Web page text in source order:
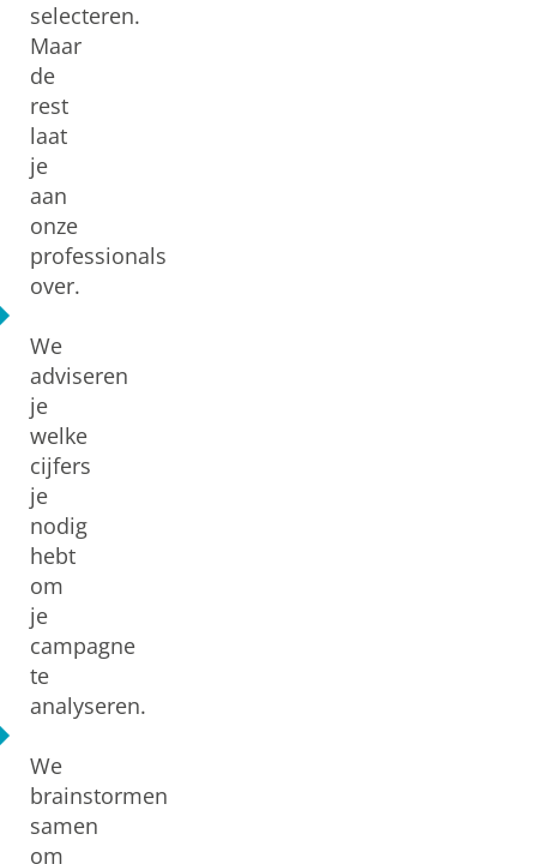
selecteren.
Maar
de
rest
laat
je
aan
onze
professionals
over.
We
adviseren
je
welke
cijfers
je
nodig
hebt
om
je
campagne
te
analyseren.
We
brainstormen
samen
om